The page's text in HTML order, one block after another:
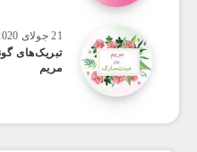
21 جولای 2020
تبریک‌های
مریم